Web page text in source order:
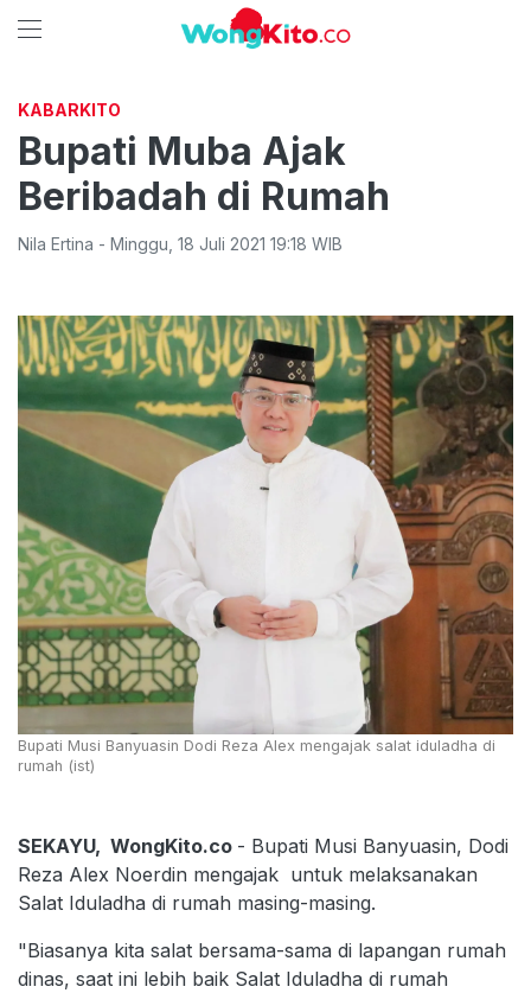
KABARKITO
Bupati Muba Ajak
Beribadah di Rumah
Nila Ertina - Minggu 18 Juli 2021 19:18 WIB
Bupati Musi Banyuasin Dodi Reza Alex mengajak salat iduladha di
rumah (ist)
SEKAYU, WongKito.co - Bupati Musi Banyuasin, Dodi
Reza Alex Noerdin mengajak untuk melaksanakan
Salat Iduladha di rumah masing-masing.
"Biasanya kita salat bersama-sama di lapangan rumah
dinas, saat ini lebih baik Salat Iduladha di rumah